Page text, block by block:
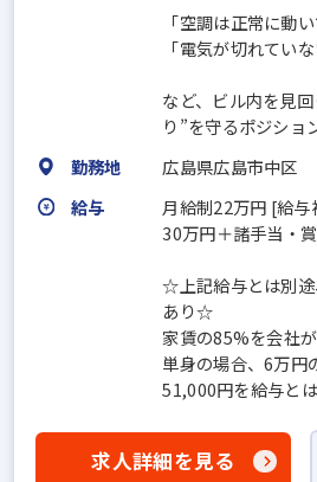
「空調は正常に動
「電気が切れていな
など、ビル内を見
り”を守るポジショ
勤務地
広島県広島市中区
給与
月給制22万円 [給
30万円＋諸手当・
☆上記給与とは別
あり☆
家賃の85%を会社が
単身の場合、6万円
51,000円を給与と
求人詳細を見る